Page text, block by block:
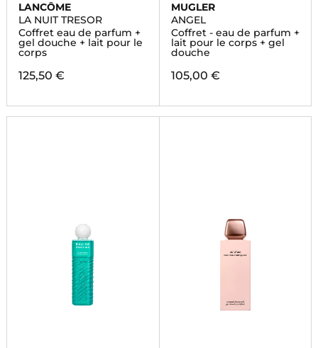
LANCÔME
LA NUIT TRESOR
Coffret eau de parfum +
gel douche + lait pour le
corps
125,50 €
MUGLER
ANGEL
Coffret - eau de parfum +
lait pour le corps + gel
douche
105,00 €